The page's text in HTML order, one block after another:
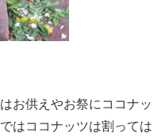
お供えやお祭にココナッ
はココナッツは割っては